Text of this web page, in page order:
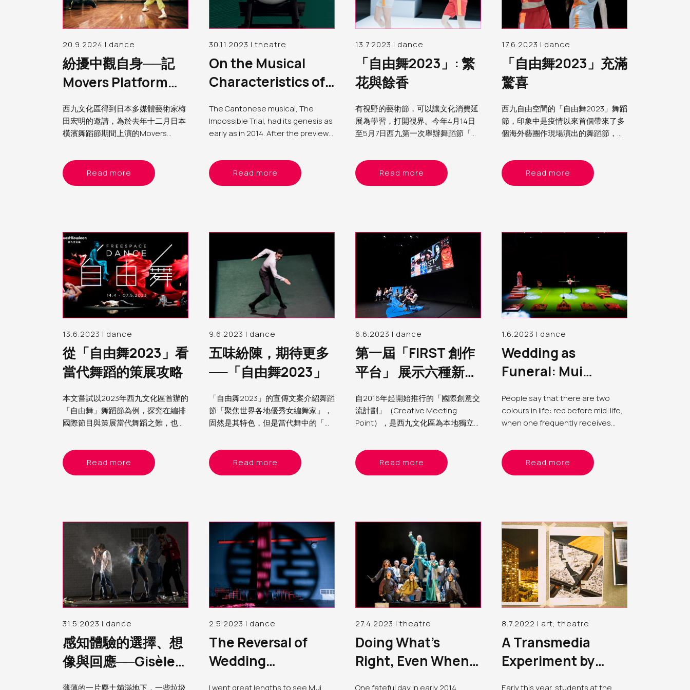
20.9.2024 | dance
紛擾中觀自身──記
Movers Platform
#4經驗和觀察
西九文化區得到日本多媒體藝術家梅
田宏明的邀請，為於去年十二月日本
橫濱舞蹈節期間上演的Movers
位香港舞者──盧敬燊（Kingsan）和
袁澤森（Sam）參與第四屆Movers
Platform。筆者為西九文化區助理表
Read more
30.11.2023 | theatre
On the Musical
Characteristics of
Trial, a Cantonese
Musical
The Cantonese musical, The
Impossible Trial, had its genesis as
early as in 2014. After the preview
subsequent artistic revisions, the
long-awaited premiere took place
took place in September 2022,
Read more
13.7.2023 | dance
「自由舞2023」: 繁
花與餘香
有視野的藝術節，可以讓文化消費延
展為學習，打開視界。今年4月14日
至5月7日西九第一次舉辦舞蹈節「自
人邂逅美麗，同時深思社會議題
Read more
17.6.2023 | dance
「自由舞2023」充滿
驚喜
西九自由空間的「自由舞2023」舞蹈
節，印象中是疫情以來首個帶來了多
個海外藝團作現場演出的舞蹈節，希
劃時期仍然實施防疫措施，因此這次
舞蹈節的節目以精簡為主，主要是雙
人舞或獨舞。當中看了來自德國的
Read more
13.6.2023 | dance
從「自由舞2023」看
當代舞蹈的策展攻略
本文嘗試以2023年西九文化區首辦的
「自由舞」舞蹈節為例，探究在編排
國際節目與策展當代舞蹈之難，也思
前行
Read more
9.6.2023 | dance
五味紛陳，期待更多
──「自由舞2023」
「自由舞2023」的宣傳文案介紹舞蹈
節「聚焦世界各地優秀女編舞家」，
固然是其特色，但是當代舞中的「身
自覺地把「肉體身體」（somatic
body）與文化身體（cultural
body）分別處理；正如交叉性
面向與面向的交織和重疊如何為個人
帶來壓迫，或賦權
Read more
6.6.2023 | dance
第一屆「FIRST 創作
平台」 展示六種新世
代舞蹈創作可能
自2016年起開始推行的「國際創意交
流計劃」（Creative Meeting
Point），是西九文化區為本地獨立
動，旨在替一眾有潛質的舞蹈創作
人，連結海外藝術家及機構，打開視
野，刺激創意。適逢今年自由空間首
蹈藝術家，於四月底及五月頭的兩個
週日黃昏，分兩批在自由空間細盒內
Read more
1.6.2023 | dance
Wedding as
Funeral: Mui
Happiness
People say that there are two
colours in life: red before mid-life,
when one frequently receives
classmates and good friends; and
white after mid-life, as one begins
to farewell peers or the older
Read more
31.5.2023 | dance
感知體驗的選擇、想
像與回應──Gisèle
Vienne《群眾》
薄薄的一片塵土舖滿地下，一些垃圾
2.5.2023 | dance
The Reversal of
Wedding
I went great lengths to see Mui
27.4.2023 | theatre
Doing What’s
Right, Even When
One fateful day in early 2014,
8.7.2022 | art, theatre
A Transmedia
Experiment by
Early this year, students at the